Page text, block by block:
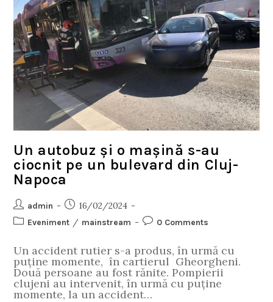
Un autobuz și o mașină s-au
ciocnit pe un bulevard din Cluj-
Napoca
admin 16/02/2024
Eveniment / mainstream 0 Comments
Un accident rutier s-a produs, în urmă cu
puține momente, în cartierul Gheorgheni.
Două persoane au fost rănite. Pompierii
clujeni au intervenit, în urmă cu puține
momente, la un accident…